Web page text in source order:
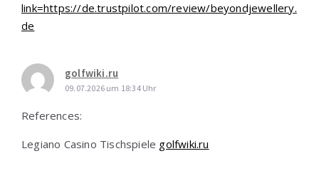
link=https://de.trustpilot.com/review/beyondjewellery.
de
golfwiki.ru
09.07.2026 um 18:34 Uhr
References:
Legiano Casino Tischspiele golfwiki.ru